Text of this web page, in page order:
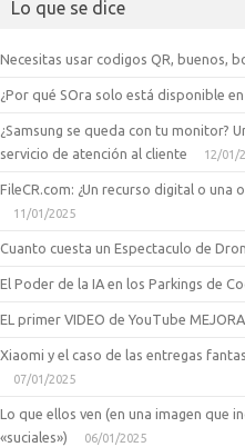
Lo que se dice
Necesitas usar codigos QR, buenos,
¿Por qué SOra solo está disponible
¿Samsung se queda con tu monitor?
servicio de atención al cliente
12/01/
FileCR.com: ¿Un recurso digital o una
11/01/2025
Cuanto cuesta un Espectaculo de
El Poder de la IA en los Parkings de
EL primer VIDEO de YouTube
Xiaomi y el caso de las entregas
07/01/2025
Lo que ellos ven (en una imagen que
«suciales»)
06/01/2025